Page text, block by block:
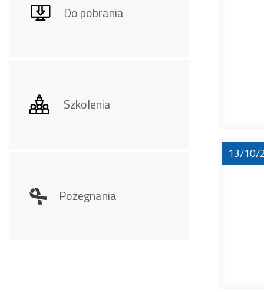
Do pobrania
Szkolenia
Pożegnania
13/10/